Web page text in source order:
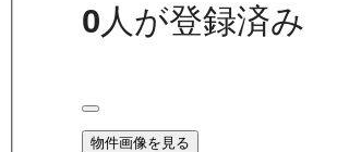
0 人が登録済み
物件画像を見る